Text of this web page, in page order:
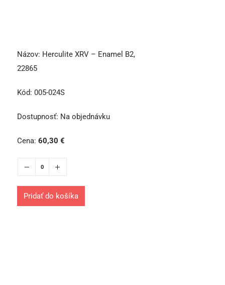
Názov: Herculite XRV – Enamel B2,
22865
Kód: 005-024S
Dostupnosť: Na objednávku
Cena: 60,30 €
Pridať do košíka